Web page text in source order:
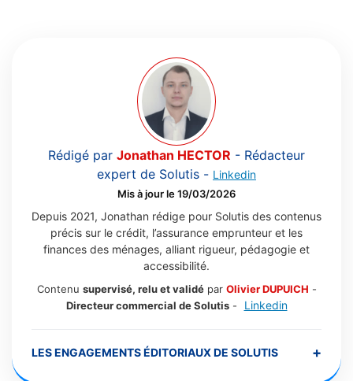
Rédigé par Jonathan HECTOR - Rédacteur
expert de Solutis - Linkedin
Mis à jour le 19/03/2026
Depuis 2021, Jonathan rédige pour Solutis des contenus
précis sur le crédit, l’assurance emprunteur et les
finances des ménages, alliant rigueur, pédagogie et
accessibilité.
Contenu supervisé, relu et validépar Olivier DUPUICH -
Directeur commercial de Solutis- Linkedin
LES ENGAGEMENTS ÉDITORIAUX DE SOLUTIS +